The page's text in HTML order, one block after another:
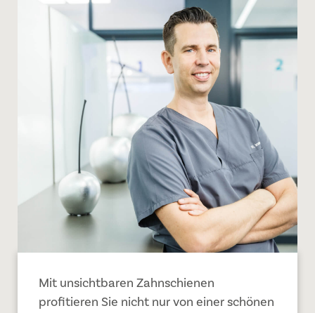
Mit unsichtbaren Zahnschienen
profitieren Sie nicht nur von einer schönen